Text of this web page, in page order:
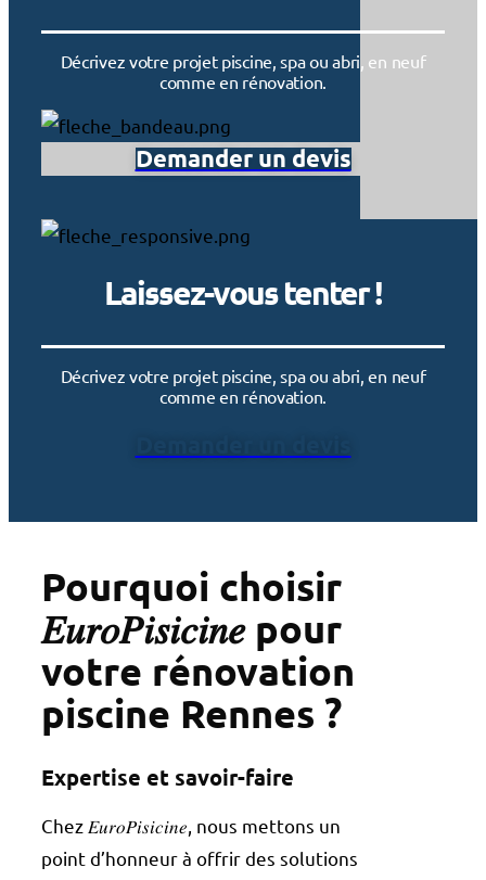
Décrivez votre projet piscine, spa ou abri, en neuf
comme en rénovation.
Demander un devis
Laissez-vous tenter !
Décrivez votre projet piscine, spa ou abri, en neuf
comme en rénovation.
Pourquoi choisir
𝐸𝑢𝑟𝑜𝑃𝑖𝑠𝑖𝑐𝑖𝑛𝑒 pour
votre rénovation
piscine Rennes ?
Expertise et savoir-faire
Chez 𝐸𝑢𝑟𝑜𝑃𝑖𝑠𝑖𝑐𝑖𝑛𝑒, nous mettons un
point d’honneur à offrir des solutions